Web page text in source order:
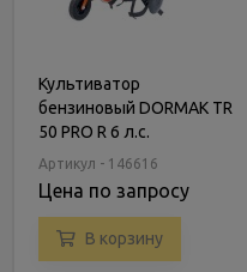
Культиватор
бензиновый DORMAK TR
50 PRO R 6 л.с.
Артикул - 146616
Цена по запросу
В корзину